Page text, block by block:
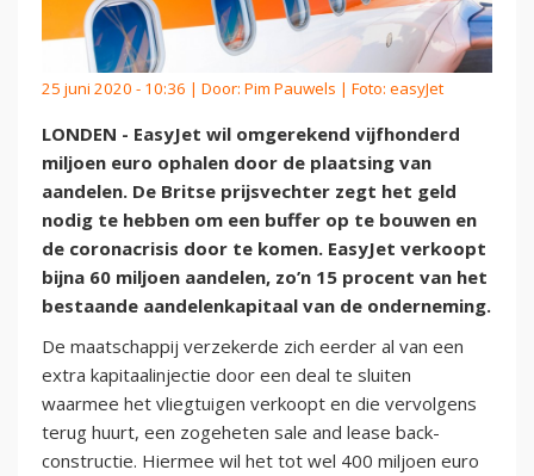
25 juni 2020 - 10:36 | Door: Pim Pauwels | Foto: easyJet
LONDEN - EasyJet wil omgerekend vijfhonderd
miljoen euro ophalen door de plaatsing van
aandelen. De Britse prijsvechter zegt het geld
nodig te hebben om een buffer op te bouwen en
de coronacrisis door te komen. EasyJet verkoopt
bijna 60 miljoen aandelen, zo’n 15 procent van het
bestaande aandelenkapitaal van de onderneming.
De maatschappij verzekerde zich eerder al van een
extra kapitaalinjectie door een deal te sluiten
waarmee het vliegtuigen verkoopt en die vervolgens
terug huurt, een zogeheten sale and lease back-
constructie. Hiermee wil het tot wel 400 miljoen euro